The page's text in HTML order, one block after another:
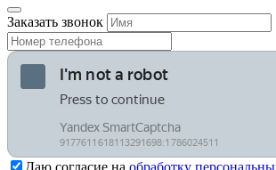
Заказать звонок
Даю согласие на обработку